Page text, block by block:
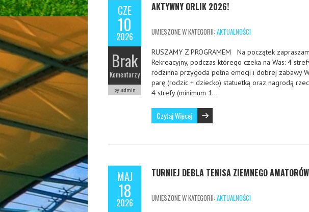
CZE
10
2026
Brak
Komentarzy
by admin
AKTYWNY ORLIK 2026!
UMIESZONE W KATEGORII: AKTUALNOŚCI
RUSZAMY Z PROGRAMEM Na początek
Rekreacyjny, podczas którego czeka na Was: 4
rodzinna przygoda pełna emocji i dobrej zabawy
parę (rodzic + dziecko) statuetką oraz nagrodą
4 strefy (minimum 1…
Czytaj Więcej
MAJ
18
2026
TURNIEJ DEBLA TENISA ZIEMNEGO AMATORÓW
UMIESZONE W KATEGORII: AKTUALNOŚCI